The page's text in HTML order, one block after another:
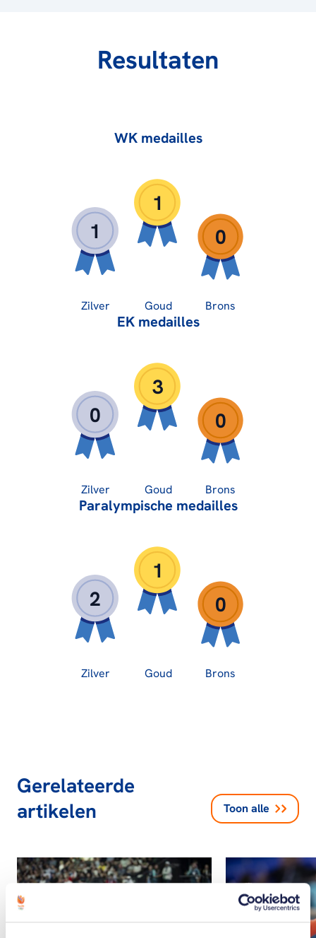
Resultaten
WK medailles
1
1
0
Zilver Goud Brons
EK medailles
0
3
0
Zilver Goud Brons
Paralympische medailles
2
1
0
Zilver Goud Brons
Gerelateerde
artikelen
Toon alle